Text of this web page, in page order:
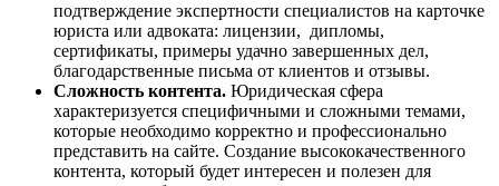
подтверждение экспертности специалистов на карточке
юриста или адвоката: лицензии, дипломы,
сертификаты, примеры удачно завершенных дел,
благодарственные письма от клиентов и отзывы.
Сложность контента. Юридическая сфера
характеризуется специфичными и сложными темами,
которые необходимо корректно и профессионально
представить на сайте. Создание высококачественного
контента, который будет интересен и полезен для